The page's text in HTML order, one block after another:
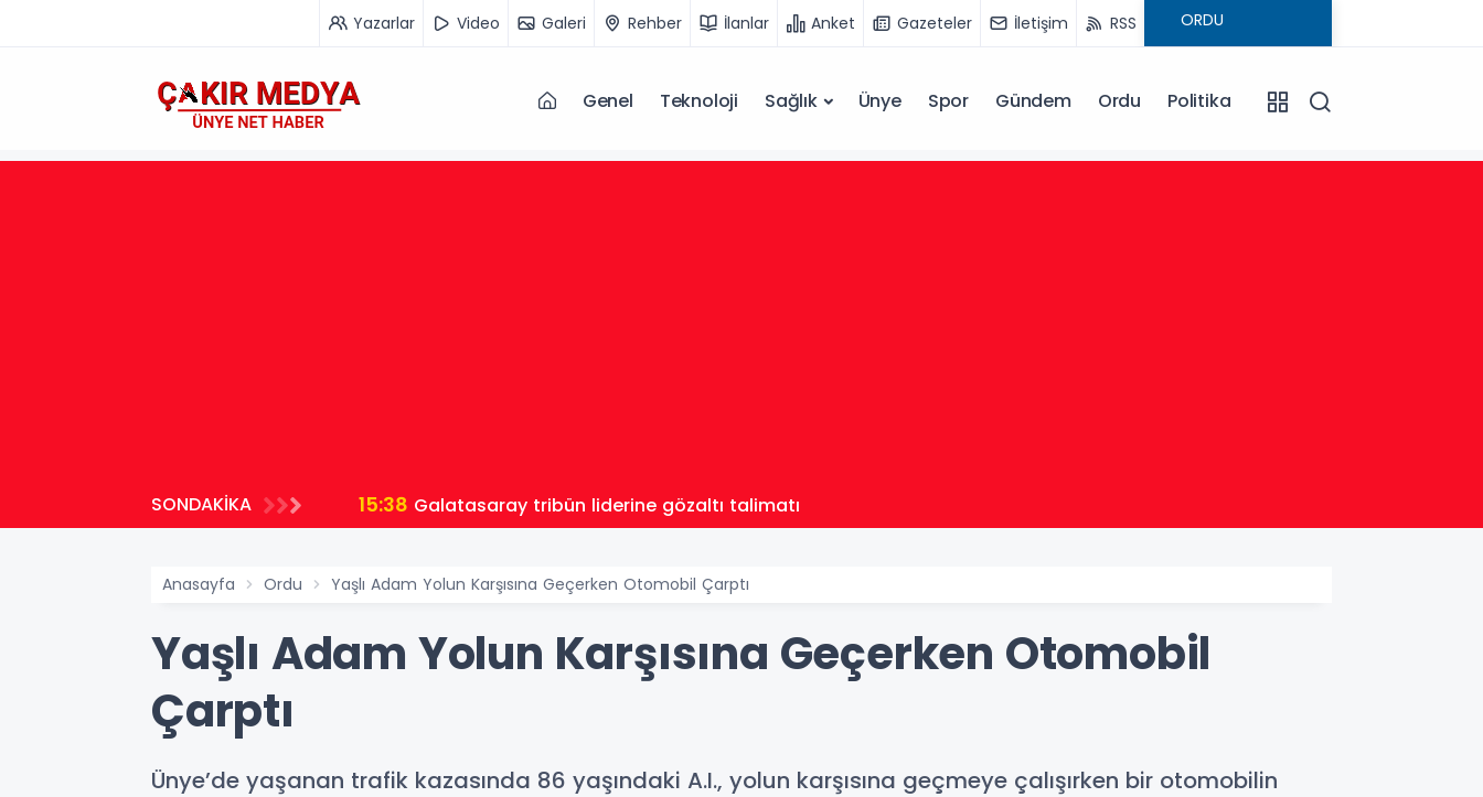
Yazarlar Video Galeri Rehber İlanlar Anket Gazeteler İletişim RSS
Genel Teknoloji Sağlık Ünye Spor Gündem Ordu Politika
SONDAKİKA 15:38 Galatasaray tribün liderine gözaltı talimatı
Anasayfa Ordu Yaşlı Adam Yolun Karşısına Geçerken Otomobil Çarptı
Yaşlı Adam Yolun Karşısına Geçerken Otomobil
Çarptı
Ünye’de yaşanan trafik kazasında 86 yaşındaki A.I., yolun karşısına geçmeye çalışırken bir otomobilin